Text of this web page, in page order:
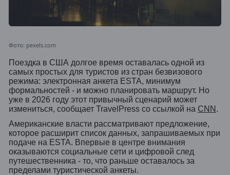
Фото: pexels.com
Поездка в США долгое время оставалась одной из
самых простых для туристов из стран безвизового
режима: электронная анкета ESTA, минимум
формальностей - и можно планировать маршрут. Но
уже в 2026 году этот привычный сценарий может
измениться, сообщает TravelPress со ссылкой на CNN .
Американские власти рассматривают предложение,
которое расширит список данных, запрашиваемых при
подаче на ESTA. Впервые в центре внимания
оказываются социальные сети и цифровой след
путешественника - то, что раньше оставалось за
пределами туристической анкеты.